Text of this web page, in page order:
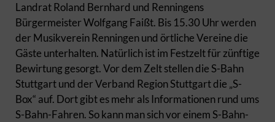
Landrat Roland Bernhard und Renningens
Bürgermeister Wolfgang Faißt. Bis 15.30 Uhr werden
der Musikverein Renningen und örtliche Vereine die
Gäste unterhalten. Natürlich ist im Festzelt für zünftige
Bewirtung gesorgt. Vor dem Zelt stellen die S-Bahn
Stuttgart und der Verband Region Stuttgart die „S-
Box“ auf. Dort gibt es mehr als Informationen rund ums
S-Bahn-Fahren. So kann man sich vor einem S-Bahn-